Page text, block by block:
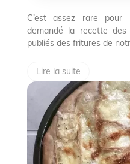
C’est assez rare
demandé la recette
publiés des fritures de
Lire la suite